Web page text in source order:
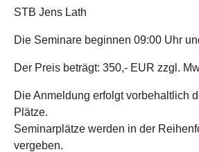
STB Jens Lath
Die Seminare beginnen 09:00 Uhr
Der Preis beträgt: 350,- EUR zzgl.
Die Anmeldung erfolgt vorbehaltlich
Plätze.
Seminarplätze werden in der
vergeben.